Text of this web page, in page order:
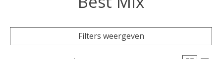
Filters weergeven